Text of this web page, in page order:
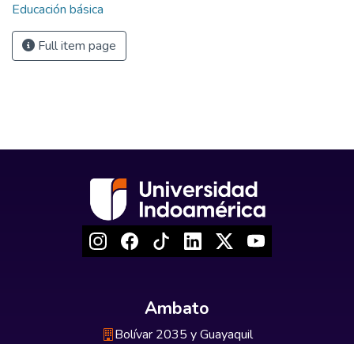
Educación básica
Full item page
Ambato
Bolívar 2035 y Guayaquil